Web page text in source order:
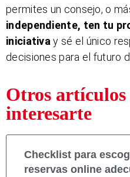
permites un consejo, o
independiente, ten tu
iniciativa y sé el único
decisiones para el futuro
Otros
interesarte
Checklist para
reservas online